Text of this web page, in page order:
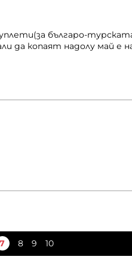
българо-
да копаят надолу май е
7 8 9 10